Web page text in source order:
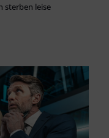
sterben leise